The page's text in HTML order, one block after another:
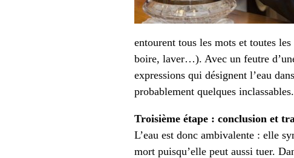
entourent tous les mots et toutes
boire, laver…). Avec un feutre
expressions qui désignent l’eau
probablement quelques inclassables.
Troisième étape : conclusion et
L’eau est donc ambivalente : elle
mort puisqu’elle peut aussi tuer.